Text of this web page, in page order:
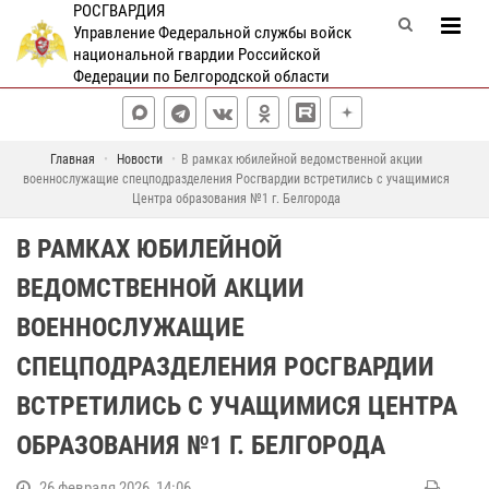
РОСГВАРДИЯ
Управление Федеральной службы войск
национальной гвардии Российской
Федерации по Белгородской области
Главная Новости
В рамках юбилейной ведомственной акции
военнослужащие спецподразделения Росгвардии встретились с учащимися
Центра образования №1 г. Белгорода
В РАМКАХ ЮБИЛЕЙНОЙ
ВЕДОМСТВЕННОЙ АКЦИИ
ВОЕННОСЛУЖАЩИЕ
СПЕЦПОДРАЗДЕЛЕНИЯ РОСГВАРДИИ
ВСТРЕТИЛИСЬ С УЧАЩИМИСЯ ЦЕНТРА
ОБРАЗОВАНИЯ №1 Г. БЕЛГОРОДА